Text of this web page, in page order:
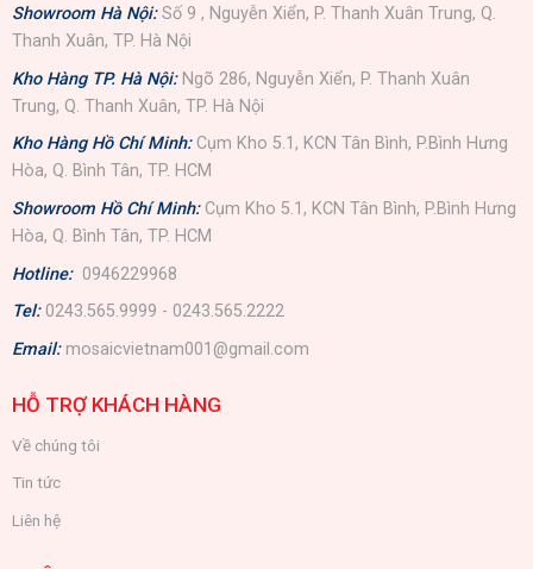
Showroom Hà Nội: Số 9 , Nguyễn Xiển, P. Thanh Xuân Trung, Q.
Thanh Xuân, TP. Hà Nội
Kho Hàng TP. Hà Nội: Ngõ 286, Nguyễn Xiển, P. Thanh Xuân
Trung, Q. Thanh Xuân, TP. Hà Nội
Kho Hàng Hồ Chí Minh: Cụm Kho 5.1, KCN Tân Bình, P.Bình Hưng
Hòa, Q. Bình Tân, TP. HCM
Showroom Hồ Chí Minh: Cụm Kho 5.1, KCN Tân Bình, P.Bình Hưng
Hòa, Q. Bình Tân, TP. HCM
Hotline: 0946229968
Tel: 0243.565.9999 - 0243.565.2222
Email: mosaicvietnam001@gmail.com
HỖ TRỢ KHÁCH HÀNG
Về chúng tôi
Tin tức
Liên hệ